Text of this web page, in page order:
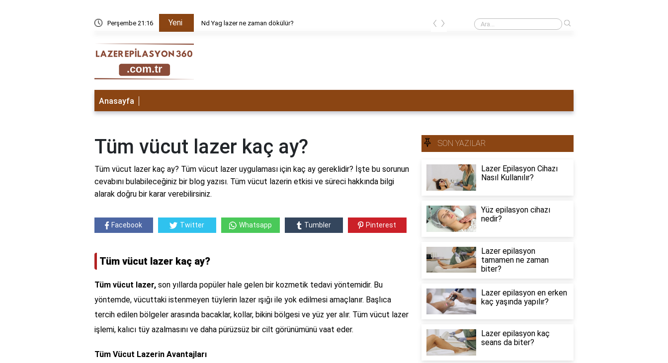
Perşembe 21:16 Yeni Nd Yag lazer ne zaman dökülür? Sivilceli yüze lazer yapılırsa ne olur?
‹ ›
Anasayfa
Tüm vücut lazer kaç ay?
Tüm vücut lazer kaç ay? Tüm vücut lazer uygulaması için kaç ay gereklidir? İşte bu sorunun
cevabını bulabileceğiniz bir blog yazısı. Tüm vücut lazerin etkisi ve süreci hakkında bilgi
alarak doğru bir karar verebilirsiniz.
Facebook Twitter Whatsapp Tumbler Pinterest
Tüm vücut lazer kaç ay?
Tüm vücut lazer, son yıllarda popüler hale gelen bir kozmetik tedavi yöntemidir. Bu
yöntemde, vücuttaki istenmeyen tüylerin lazer ışığı ile yok edilmesi amaçlanır. Başlıca
tercih edilen bölgeler arasında bacaklar, kollar, bikini bölgesi ve yüz yer alır. Tüm vücut lazer
işlemi, kalıcı tüy azalmasını ve daha pürüzsüz bir cilt görünümünü vaat eder.
Tüm Vücut Lazerin Avantajları
SON YAZILAR
Lazer Epilasyon Cihazı
Nasıl Kullanılır?
Yüz epilasyon cihazı
nedir?
Lazer epilasyon
tamamen ne zaman
biter?
Lazer epilasyon en erken
kaç yaşında yapılır?
Lazer epilasyon kaç
seans da biter?